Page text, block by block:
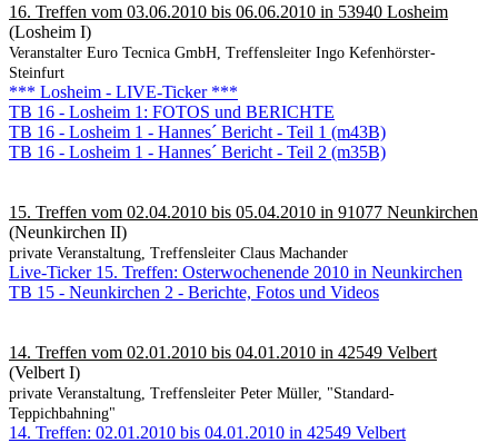
16. Treffen vom 03.06.2010 bis 06.06.2010 in 53940 Losheim
(Losheim I)
Veranstalter Euro Tecnica GmbH, Treffensleiter Ingo Kefenhörster-
Steinfurt
*** Losheim - LIVE-Ticker ***
TB 16 - Losheim 1: FOTOS und BERICHTE
TB 16 - Losheim 1 - Hannes´ Bericht - Teil 1 (m43B)
TB 16 - Losheim 1 - Hannes´ Bericht - Teil 2 (m35B)
15. Treffen vom 02.04.2010 bis 05.04.2010 in 91077 Neunkirchen
(Neunkirchen II)
private Veranstaltung, Treffensleiter Claus Machander
Live-Ticker 15. Treffen: Osterwochenende 2010 in Neunkirchen
TB 15 - Neunkirchen 2 - Berichte, Fotos und Videos
14. Treffen vom 02.01.2010 bis 04.01.2010 in 42549 Velbert
(Velbert I)
private Veranstaltung, Treffensleiter Peter Müller, "Standard-
Teppichbahning"
14. Treffen: 02.01.2010 bis 04.01.2010 in 42549 Velbert